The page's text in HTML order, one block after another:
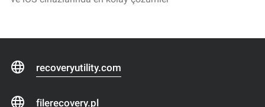
recoveryutility.com
filerecovery.pl